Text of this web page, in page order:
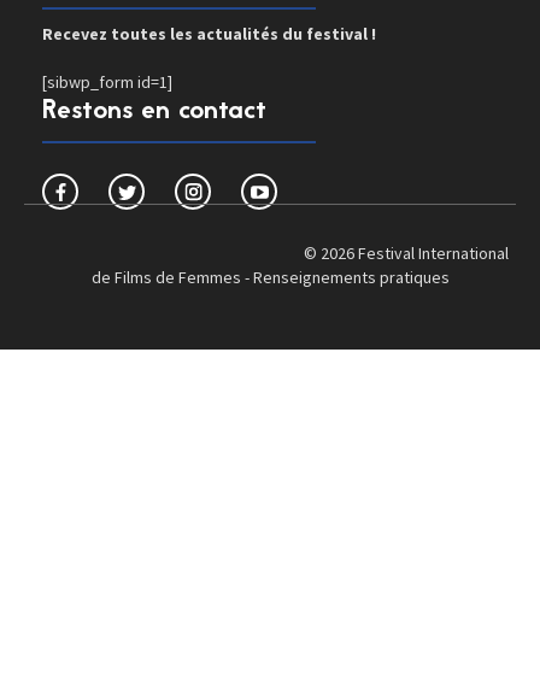
Recevez toutes les actualités du festival !
[sibwp_form id=1]
Restons en contact
© 2026 Festival International
de Films de Femmes -Renseignements pratiques